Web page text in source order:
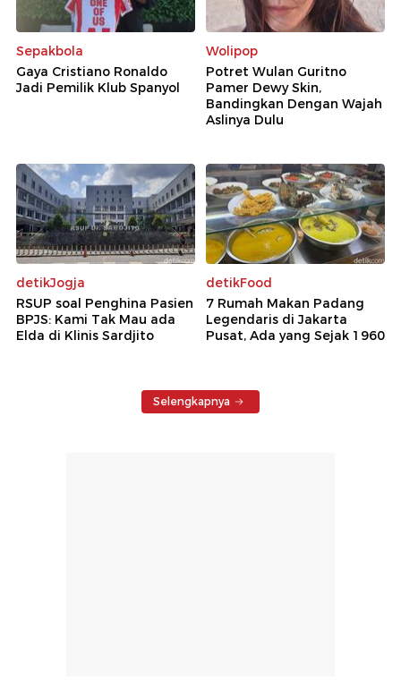
Sepakbola
Gaya Cristiano Ronaldo
Jadi Pemilik Klub Spanyol
Wolipop
Potret Wulan Guritno
Pamer Dewy Skin,
Bandingkan Dengan Wajah
Aslinya Dulu
detikJogja
RSUP soal Penghina Pasien
BPJS: Kami Tak Mau ada
Elda di Klinis Sardjito
detikFood
7 Rumah Makan Padang
Legendaris di Jakarta
Pusat, Ada yang Sejak 1960
Selengkapnya